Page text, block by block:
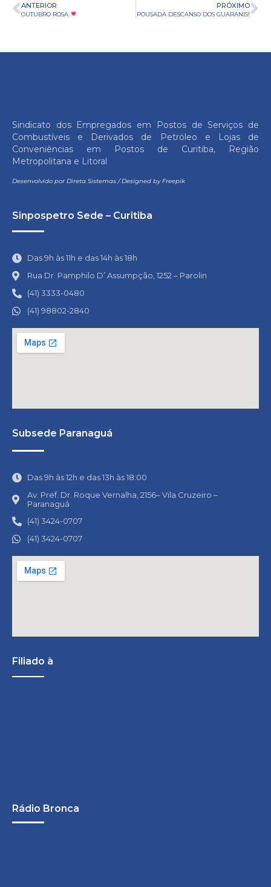
ANTERIOR
OUTUBRO ROSA
PRÓXIMO
POUSADA DESCANSO DOS GUARANIS!
Sindicato dos Empregados em Postos de Serviços de
Combustíveis e Derivados de Petróleo e Lojas de
Conveniências em Postos de Curitiba, Região
Metropolitana e Litoral
Desenvolvido por Direta Sistemas/Designed by Freepik
Sinpospetro Sede – Curitiba
Das 9h às 11h e das 14h às 18h
Rua Dr. Pamphilo D’ Assumpção, 1252 – Parolin
(41) 3333-0480
(41) 98802-2840
Subsede Paranaguá
Das 9h às 12h e das 13h às 18:00
Av. Pref. Dr. Roque Vernalha, 2156– Vila Cruzeiro –
Paranaguá
(41) 3424-0707
(41) 3424-0707
Filiado à
Rádio Bronca